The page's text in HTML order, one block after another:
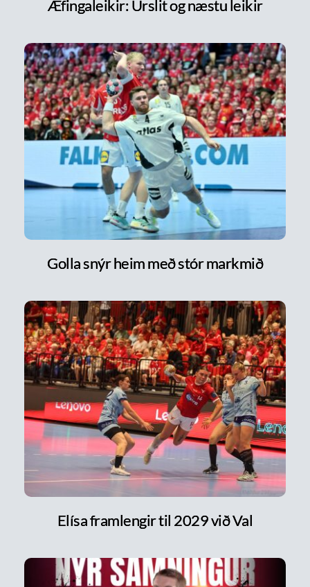
Æfingaleikir: Úrslit og næstu leikir
Golla snýr heim með stór markmið
Elísa framlengir til 2029 við Val